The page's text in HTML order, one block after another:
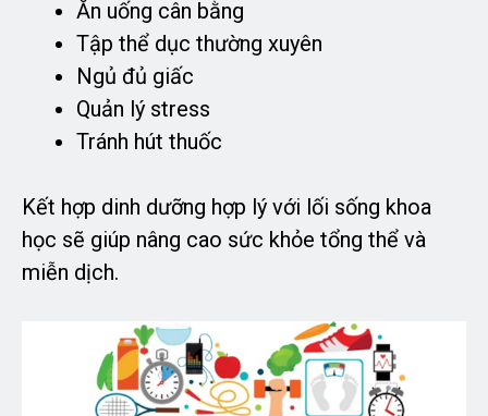
Ăn uống cân bằng
Tập thể dục thường xuyên
Ngủ đủ giấc
Quản lý stress
Tránh hút thuốc
Kết hợp dinh dưỡng hợp lý với lối sống khoa
học sẽ giúp nâng cao sức khỏe tổng thể và
miễn dịch.